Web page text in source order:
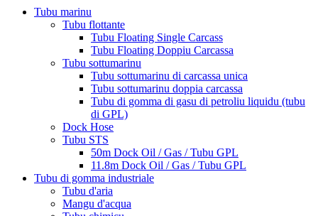
Tubu marinu
Tubu flottante
Tubu Floating Single Carcass
Tubu Floating Doppiu Carcassa
Tubu sottumarinu
Tubu sottumarinu di carcassa unica
Tubu sottumarinu doppia carcassa
Tubu di gomma di gasu di petroliu liquidu (tubu
di GPL)
Dock Hose
Tubu STS
50m Dock Oil / Gas / Tubu GPL
11.8m Dock Oil / Gas / Tubu GPL
Tubu di gomma industriale
Tubu d'aria
Mangu d'acqua